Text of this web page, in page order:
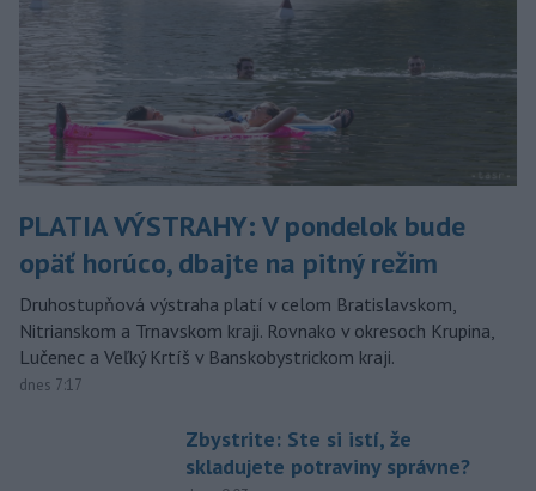
PLATIA VÝSTRAHY: V pondelok bude
opäť horúco, dbajte na pitný režim
Druhostupňová výstraha platí v celom Bratislavskom,
Nitrianskom a Trnavskom kraji. Rovnako v okresoch Krupina,
Lučenec a Veľký Krtíš v Banskobystrickom kraji.
dnes 7:17
Zbystrite: Ste si istí, že
skladujete potraviny správne?